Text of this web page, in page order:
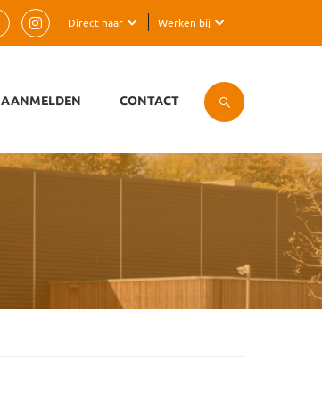
Werken bij
Direct naar
AANMELDEN CONTACT